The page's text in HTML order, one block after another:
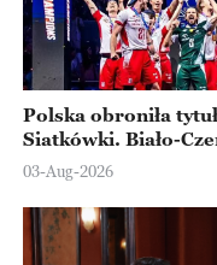
Polska obroniła
Siatkówki. Biało-
Ningbo
03-Aug-2026